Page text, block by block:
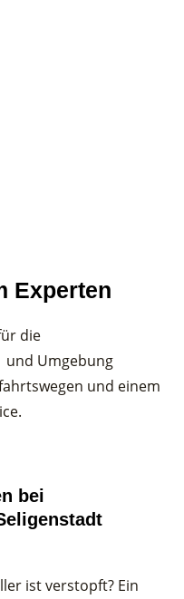
Experten
die
und Umgebung
und einem
bei
ist verstopft? Ein